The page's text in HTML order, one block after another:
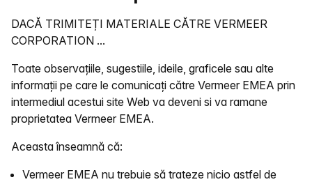
DACĂ TRIMITEȚI MATERIALE CĂTRE VERMEER
CORPORATION ...
Toate observațiile, sugestiile, ideile, graficele sau alte
informații pe care le comunicați către Vermeer EMEA prin
intermediul acestui site Web va deveni si va ramane
proprietatea Vermeer EMEA.
Aceasta înseamnă că:
Vermeer EMEA nu trebuie să trateze nicio astfel de